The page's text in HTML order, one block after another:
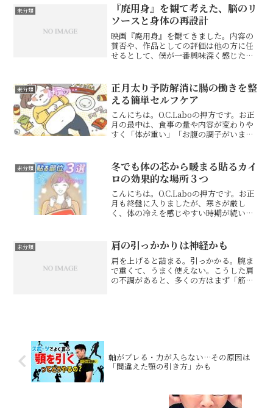
いていく、このシンプル...
未分類
『廃用身』を観て考えた、脳のリ
ソースと身体の再設計
映画『廃用身』を観てきました。内容の
賛否や、作品としての評価は他の方に任
せるとして、僕が一番興味深く感じたの
描写でした。先に誤解のないように書い
ておくと、これは身体を切...
未分類
正月太り予防解消に腸の働きを整
える簡単セルフケア
こんにちは。O.C.Laboの押方です。お正
月の最中は、食事の量や内容が変わりや
すく「体が重い」「お腹の調子がいまひ
ることがあります。食べ過ぎや運動量の
低下、生活リズム...
未分類
冬でも体の芯から暖まる貼るカイ
ロの効果的な場所３つ
こんにちは。O.C.Laboの押方です。お正
月も終盤に入りましたが、寒さが厳し
く、体の冷えを感じやすい時期が続いて
と感じる方も多いのではないでしょう
か。そんな時に手軽に...
未分類 肩の引っかかりは神経かも
肩を上げると詰まる。引っかかる。腕ま
で重くて、うまく使えない。こうした肩
の不調があると、多くの方はまず「筋肉
軸がブレる・力が入らない…その原因は
「間違えた顎の引き方」かも